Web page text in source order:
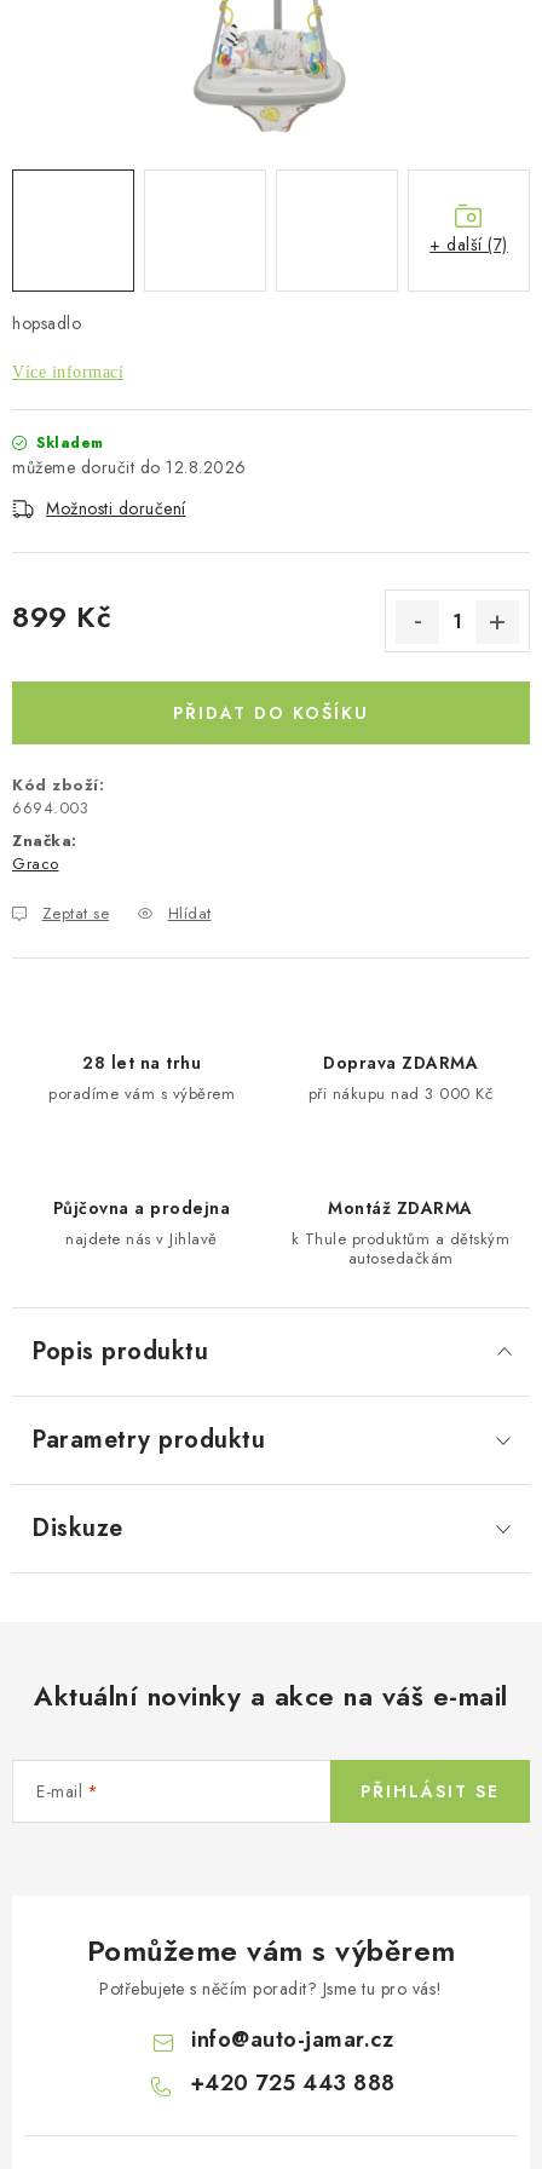
STŘEŠNÍ KOŠE
AUTOSTANY
CESTOVNÍ ZAVAZADLA
DÁRKOVÉ POUKAZY
Moje objednávka
hopsadlo
Více informací
Skladem
12.8.2026
Možnosti doručení
899 Kč
PŘIDAT DO KOŠÍKU
Kód zboží:
6694.003
Značka:
Graco
Zeptat se Hlídat
+ další (7)
28 let na trhu
poradíme vám s výběrem
Doprava ZDARMA
při nákupu nad 3 000 Kč
Půjčovna a prodejna
najdete nás v Jihlavě
Montáž ZDARMA
k Thule produktům a dětským
autosedačkám
Popis produktu
Parametry produktu
Diskuze
Aktuální novinky a akce na váš e-mail
E-mail PŘIHLÁSIT SE
Pomůžeme vám s výběrem
Potřebujete s něčím poradit? Jsme tu pro vás!
info@auto-jamar.cz
+420 725 443 888